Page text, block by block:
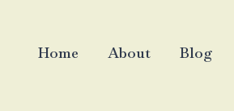
Home About Blog